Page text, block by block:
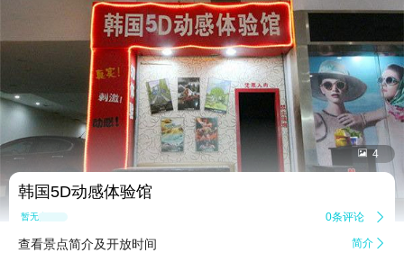
 4
韩国5D动感体验馆
暂无点评 0条评论 
查看景点简介及开放时间 简介 